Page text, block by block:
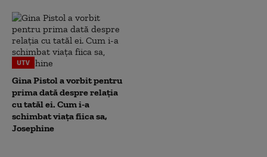
UTV
Gina Pistol a vorbit pentru
prima dată despre relația
cu tatăl ei. Cum i-a
schimbat viața fiica sa,
Josephine